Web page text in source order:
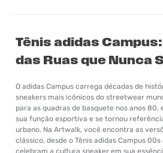
Tênis adidas
das Ruas que Nunca
O adidas Campus carrega décadas de
sneakers mais icônicos do streetwear
para as quadras de basquete nos anos 80,
sua função esportiva e se tornou
urbano. Na Artwalk, você encontra as
clássico, desde o Tênis adidas Campus
celebram a cultura sneaker em sua